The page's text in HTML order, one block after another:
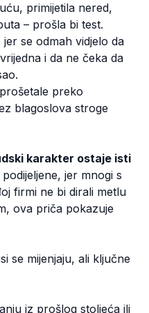
primijetila nered,
– prošla bi test.
se odmah vidjelo da
i da ne čeka da
preko
blagoslova stroge
karakter ostaje isti
jer mnogi s
firmi ne bi dirali metlu
ova priča pokazuje
se mijenjaju, ali ključne
iz prošlog stoljeća ili